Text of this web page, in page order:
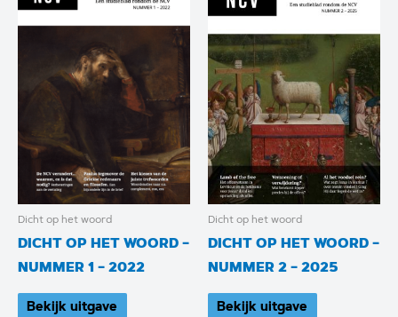
Dicht op het woord
DICHT OP HET WOORD –
NUMMER 1 – 2022
Bekijk uitgave
Dicht op het woord
DICHT OP HET WOORD –
NUMMER 2 – 2025
Bekijk uitgave